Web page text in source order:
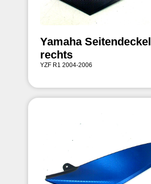
Yamaha Seitendeckel
rechts
YZF R1 2004-2006